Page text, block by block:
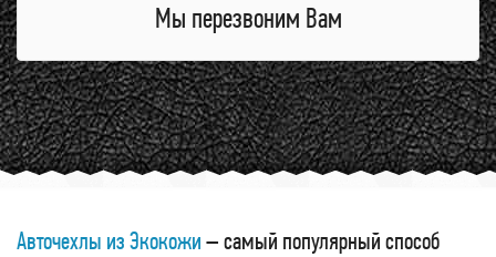
Мы перезвоним Вам
Авточехлы из Экокожи– самый популярный способ